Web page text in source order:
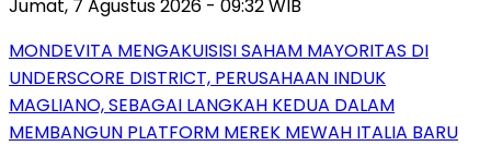
Jumat, 7 Agustus 2026 - 09:32 WIB
MONDEVITA MENGAKUISISI SAHAM MAYORITAS DI
UNDERSCORE DISTRICT, PERUSAHAAN INDUK
MAGLIANO, SEBAGAI LANGKAH KEDUA DALAM
MEMBANGUN PLATFORM MEREK MEWAH ITALIA BARU